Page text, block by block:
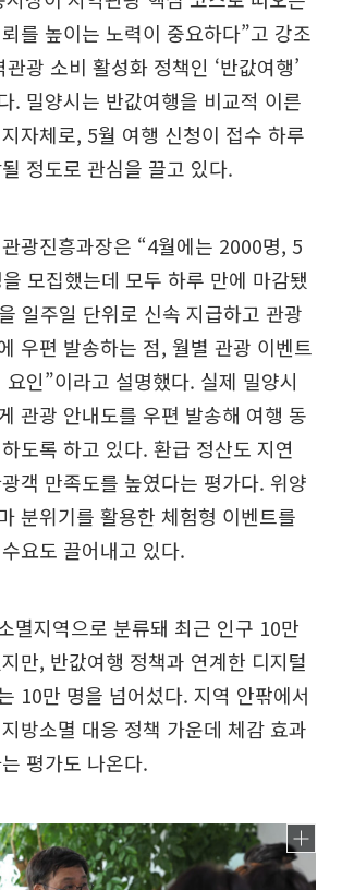
를 높이는 노력이 중요하다”고 강조
광 소비 활성화 정책인 ‘반값여행’
. 밀양시는 반값여행을 비교적 이른
자체로, 5월 여행 신청이 접수 하루
정도로 관심을 끌고 있다.
광진흥과장은 “4월에는 2000명, 5
모집했는데 모두 하루 만에 마감됐
일주일 단위로 신속 지급하고 관광
우편 발송하는 점, 월별 관광 이벤트
인”이라고 설명했다. 실제 밀양시
관광 안내도를 우편 발송해 여행 동
도록 하고 있다. 환급 정산도 지연
객 만족도를 높였다는 평가다. 위양
분위기를 활용한 체험형 이벤트를
요도 끌어내고 있다.
멸지역으로 분류돼 최근 인구 10만
만, 반값여행 정책과 연계한 디지털
10만 명을 넘어섰다. 지역 안팎에서
방소멸 대응 정책 가운데 체감 효과
평가도 나온다.